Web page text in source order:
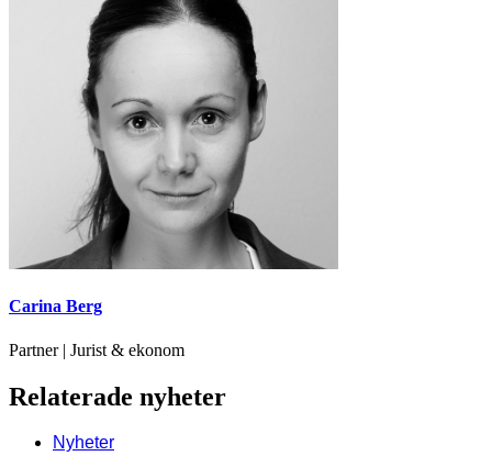
Carina Berg
Partner | Jurist & ekonom
Relaterade nyheter
Nyheter